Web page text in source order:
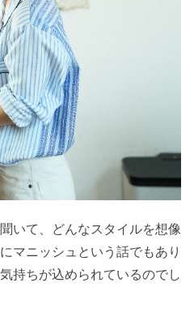
いて、どんなスタイルを想像
マニッシュという話でもあり
持ちが込められているのでし